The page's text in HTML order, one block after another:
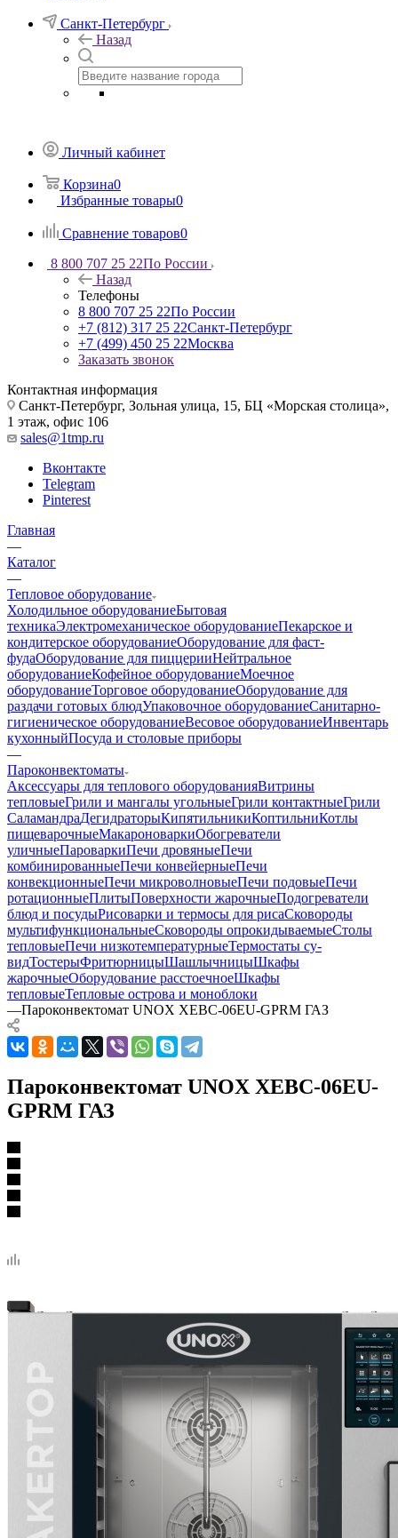
Санкт-Петербург
Назад
Личный кабинет
Корзина0
Избранные товары0
Сравнение товаров0
8 800 707 25 22По России
Назад
Телефоны
8 800 707 25 22По России
+7 (812) 317 25 22Санкт-Петербург
+7 (499) 450 25 22Москва
Заказать звонок
Контактная информация
Санкт-Петербург, Зольная улица, 15, БЦ «Морская столица»,
1 этаж, офис 106
sales@1tmp.ru
Вконтакте
Telegram
Pinterest
Главная
—
Каталог
—
Тепловое оборудование
Холодильное оборудованиеБытовая
техникаЭлектромеханическое оборудованиеПекарское и
кондитерское оборудованиеОборудование для фаст-
фудаОборудование для пиццерииНейтральное
оборудованиеКофейное оборудованиеМоечное
оборудованиеТорговое оборудованиеОборудование для
раздачи готовых блюдУпаковочное оборудованиеСанитарно-
гигиеническое оборудованиеВесовое оборудованиеИнвентарь
кухонныйПосуда и столовые приборы
—
Пароконвектоматы
Аксессуары для теплового оборудованияВитрины
тепловыеГрили и мангалы угольныеГрили контактныеГрили
СаламандраДегидраторыКипятильникиКоптильниКотлы
пищеварочныеМакароноваркиОбогреватели
уличныеПароваркиПечи дровяныеПечи
комбинированныеПечи конвейерныеПечи
конвекционныеПечи микроволновыеПечи подовыеПечи
ротационныеПлитыПоверхности жарочныеПодогреватели
блюд и посудыРисоварки и термосы для рисаСковороды
мультифункциональныеСковороды опрокидываемыеСтолы
тепловыеПечи низкотемпературныеТермостаты су-
видТостерыФритюрницыШашлычницыШкафы
жарочныеОборудование расстоечноеШкафы
тепловыеТепловые острова и моноблоки
—Пароконвектомат UNOX XEBC-06EU-GPRM ГАЗ
Пароконвектомат UNOX XEBC-06EU-
GPRM ГАЗ